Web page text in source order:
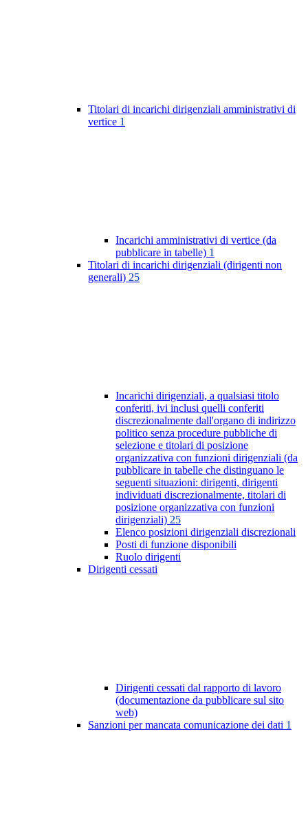
Titolari di incarichi dirigenziali amministrativi di
vertice 1
Incarichi amministrativi di vertice (da
pubblicare in tabelle) 1
Titolari di incarichi dirigenziali (dirigenti non
generali) 25
Incarichi dirigenziali, a qualsiasi titolo
conferiti, ivi inclusi quelli conferiti
discrezionalmente dall'organo di indirizzo
politico senza procedure pubbliche di
selezione e titolari di posizione
organizzativa con funzioni dirigenziali (da
pubblicare in tabelle che distinguano le
seguenti situazioni: dirigenti, dirigenti
individuati discrezionalmente, titolari di
posizione organizzativa con funzioni
dirigenziali) 25
Elenco posizioni dirigenziali discrezionali
Posti di funzione disponibili
Ruolo dirigenti
Dirigenti cessati
Dirigenti cessati dal rapporto di lavoro
(documentazione da pubblicare sul sito
web)
Sanzioni per mancata comunicazione dei dati 1